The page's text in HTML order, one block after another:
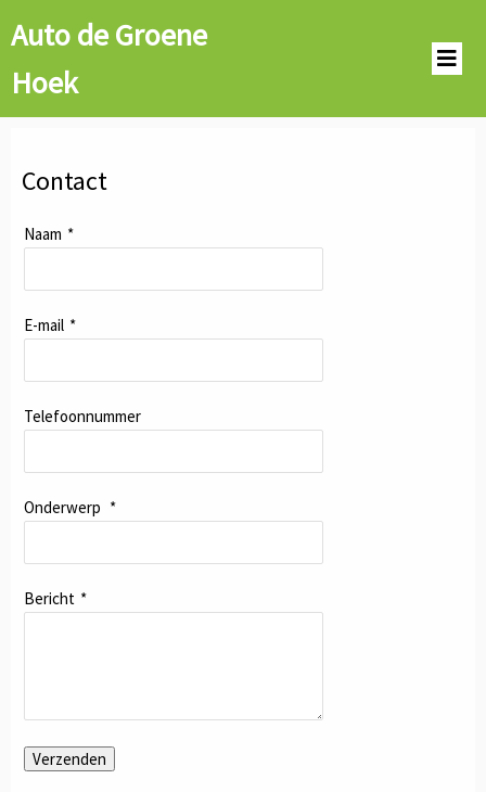
Auto de Groene
Hoek
Contact
Naam *
E-mail *
Telefoonnummer
Onderwerp *
Bericht *
Verzenden